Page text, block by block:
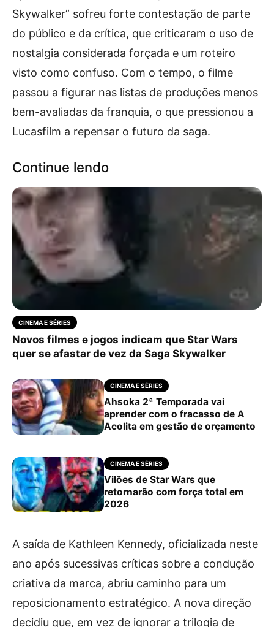
Skywalker” sofreu forte contestação de parte
do público e da crítica, que criticaram o uso de
nostalgia considerada forçada e um roteiro
visto como confuso. Com o tempo, o filme
passou a figurar nas listas de produções menos
bem-avaliadas da franquia, o que pressionou a
Lucasfilm a repensar o futuro da saga.
Continue lendo
CINEMA E SÉRIES
Novos filmes e jogos indicam que Star Wars
quer se afastar de vez da Saga Skywalker
CINEMA E SÉRIES
Ahsoka 2ª Temporada vai
aprender com o fracasso de A
Acolita em gestão de orçamento
CINEMA E SÉRIES
Vilões de Star Wars que
retornarão com força total em
2026
A saída de Kathleen Kennedy, oficializada neste
ano após sucessivas críticas sobre a condução
criativa da marca, abriu caminho para um
reposicionamento estratégico. A nova direção
decidiu que, em vez de ignorar a trilogia de